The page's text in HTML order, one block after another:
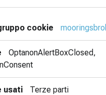
OptanonAlertBoxClosed,
Terze parti